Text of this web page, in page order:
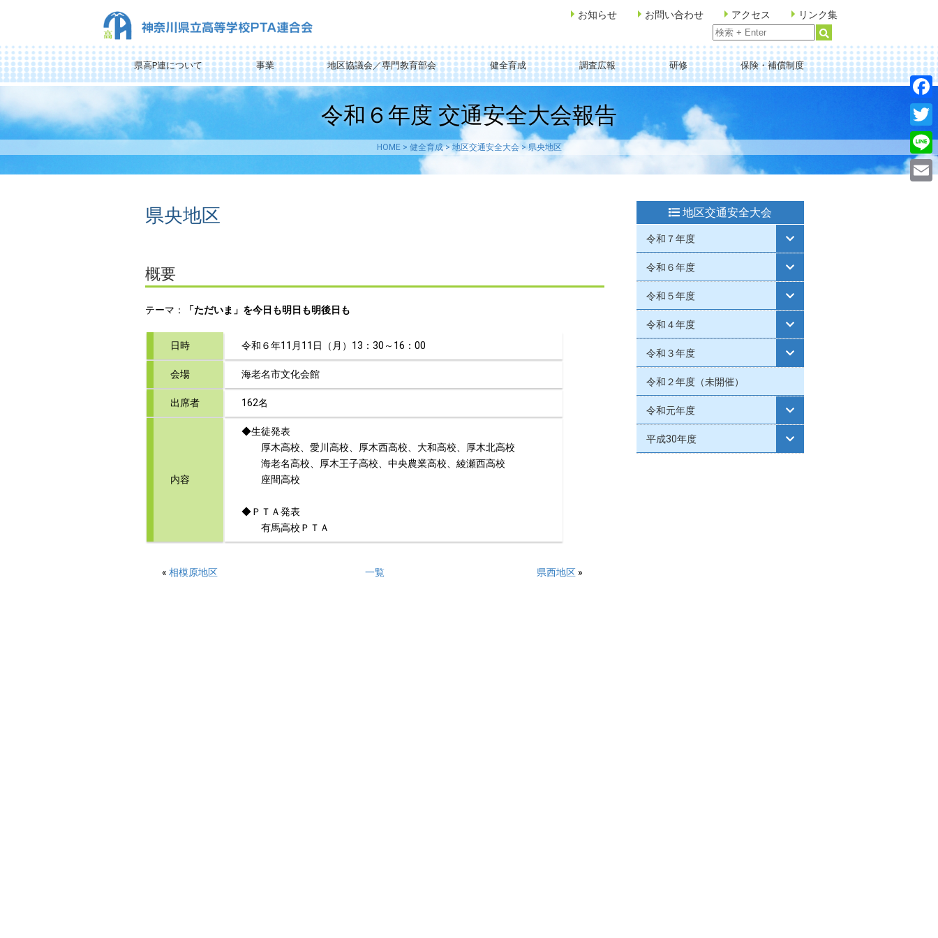
お知らせ お問い合わせ アクセス リンク集
県高P連について 事業 地区協議会／専門教育部会 健全育成 調査広報 研修 保険・補償制度
令和６年度 交通安全大会報告
HOME> 健全育成>地区交通安全大会>県央地区
県央地区
概要
テーマ： 「ただいま」を今日も明日も明後日も
日時 令和６年11月11日（月）13：30～16：00
会場 海老名市文化会館
出席者 162名
内容
◆生徒発表
厚木高校、愛川高校、厚木西高校、大和高校、厚木北高校
海老名高校、厚木王子高校、中央農業高校、綾瀬西高校
座間高校
◆ＰＴＡ発表
有馬高校ＰＴＡ
« 相模原地区 一覧 県西地区 »
地区交通安全大会
令和７年度
令和６年度
令和５年度
令和４年度
令和３年度
令和２年度（未開催）
令和元年度
平成30年度
Line